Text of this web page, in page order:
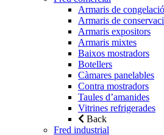
Armaris de congelació
Armaris de
Armaris expositors
Armaris mixtes
Baixos mostradors
Botellers
Càmares panelables
Contra mostradors
Taules d’amanides
Vitrines refrigerades
Back
Fred industrial